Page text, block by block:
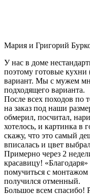
Мария и Григорий
У нас в доме
поэтому готовые
вариант. Мы с мужем
подходящего варианта.
После всех походов по
на заказ под наши
обмерил, посчитал,
хотелось, и картинка в
скажу, что это самый
вписалась и цвет
Примерно через 2
красавицу!
помучиться с монтажом
получился отменный.
Большое всем спасибо!